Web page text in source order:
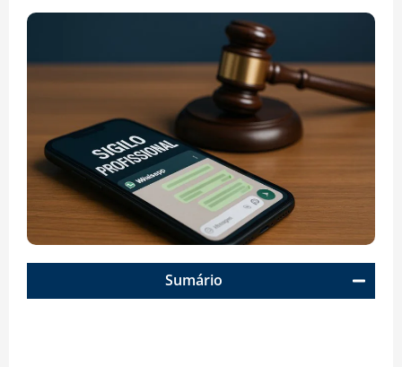
Sumário